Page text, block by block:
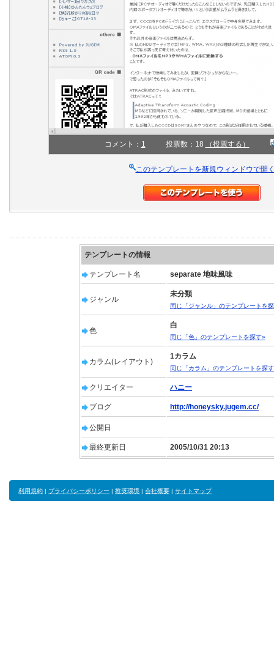
コメント： 1 投票数：18 （投票する）
このテンプレートを新規ウィンドウで開
テンプレートの情報
テンプレート名 separate 地味風味
ジャンル
未分類
同じ「ジャンル」のテンプレートを
色
白
同じ「色」のテンプレートを探す»
カラム(レイアウト)
1カラム
同じ「カラム」のテンプレートを探
クリエイター ハニー
ブログ http://honeysky.jugem.cc/
公開日
最終更新日 2005/10/31 20:13
利用規約 | プライバシーポリシー | 推奨環境 | 会社概要 | サイトマップ